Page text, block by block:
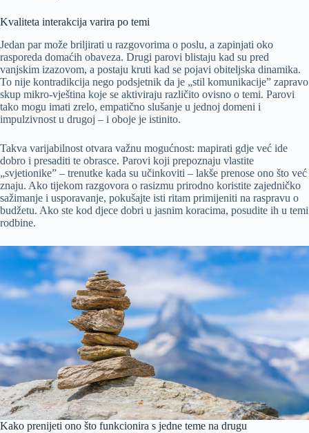
Kvaliteta interakcija varira po temi
Jedan par može briljirati u razgovorima o poslu, a zapinjati oko
rasporeda domaćih obaveza. Drugi parovi blistaju kad su pred
vanjskim izazovom, a postaju kruti kad se pojavi obiteljska dinamika.
To nije kontradikcija nego podsjetnik da je „stil komunikacije” zapravo
skup mikro-vještina koje se aktiviraju različito ovisno o temi. Parovi
tako mogu imati zrelo, empatično slušanje u jednoj domeni i
impulzivnost u drugoj – i oboje je istinito.
Takva varijabilnost otvara važnu mogućnost: mapirati gdje već ide
dobro i presaditi te obrasce. Parovi koji prepoznaju vlastite
„svjetionike” – trenutke kada su učinkoviti – lakše prenose ono što već
znaju. Ako tijekom razgovora o rasizmu prirodno koristite zajedničko
sažimanje i usporavanje, pokušajte isti ritam primijeniti na raspravu o
budžetu. Ako ste kod djece dobri u jasnim koracima, posudite ih u temi
rodbine.
Kako prenijeti ono što funkcionira s jedne teme na drugu